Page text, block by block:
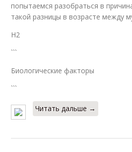
попытаемся разобраться в
такой разницы в возрасте между
H2
```
Биологические факторы
```
Читать дальше →